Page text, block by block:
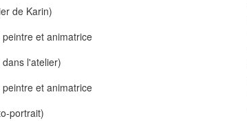
de Karin)
l'atelier)
portrait)